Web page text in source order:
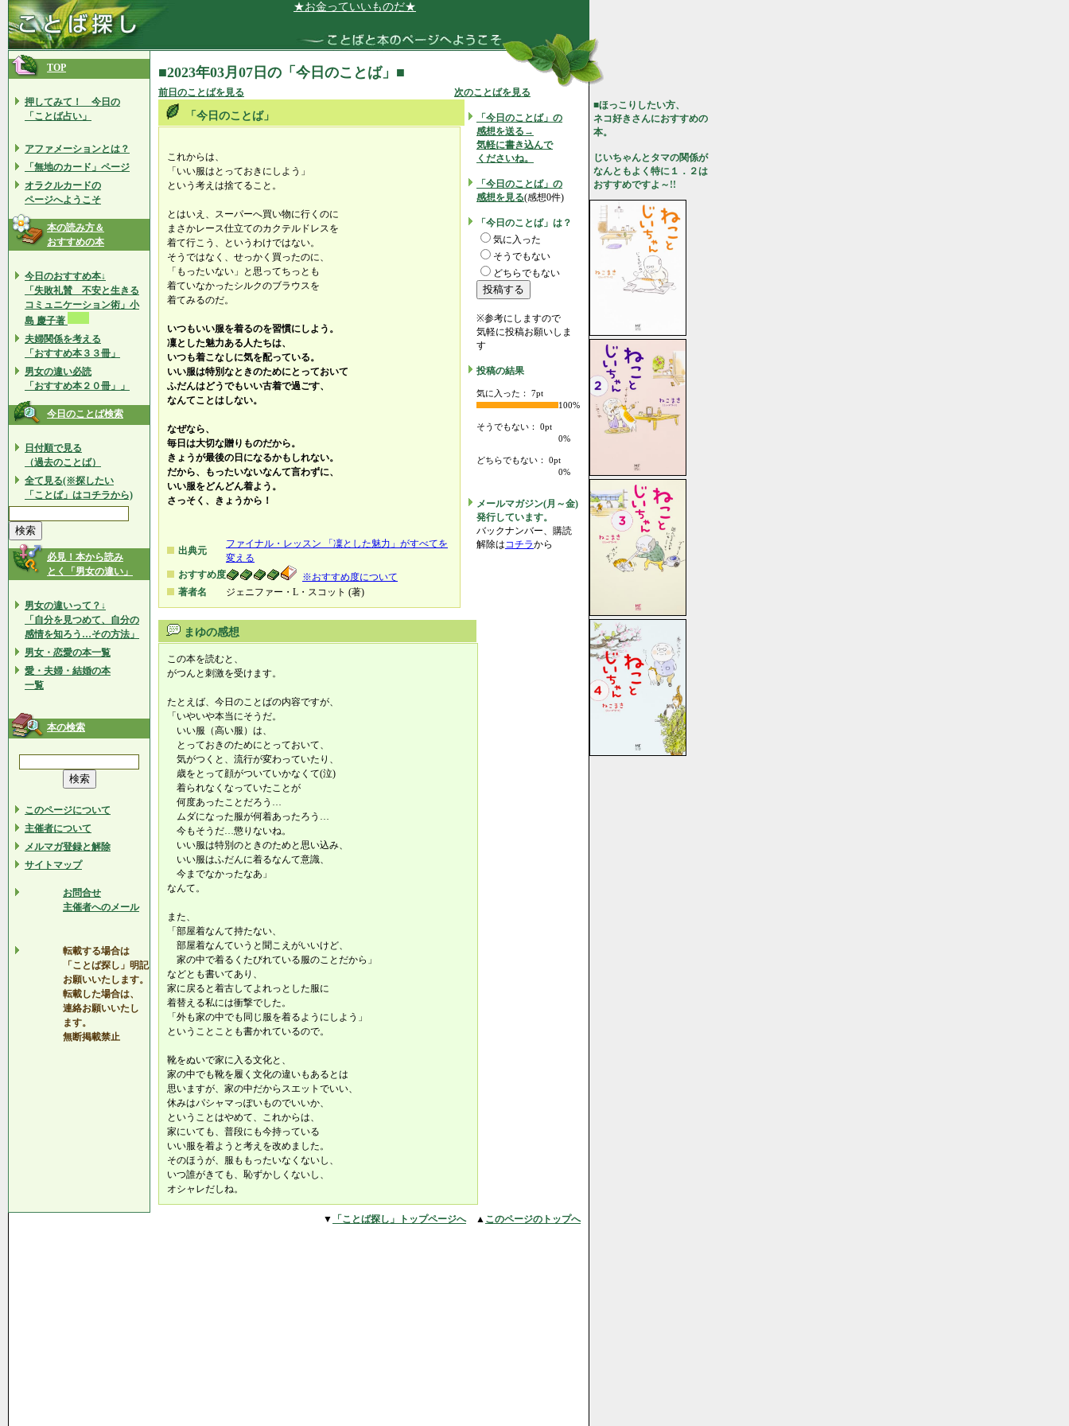
★お金っていいものだ★
TOP
押してみて！ 今日の
「ことば占い」
アファメーションとは？
「無地のカード」ページ
オラクルカードの
ページへようこそ
本の読み方＆
おすすめの本
今日のおすすめ本↓
「失敗礼賛 不安と生きる
コミュニケーション術」小
島 慶子著
夫婦関係を考える
「おすすめ本３３冊」
男女の違い必読
「おすすめ本２０冊」」
今日のことば検索
日付順で見る
（過去のことば）
全て見る(※探したい
「ことば」はコチラから)
必見！本から読み
とく「男女の違い」
男女の違いって？↓
「自分を見つめて、自分の
感情を知ろう…その方法」
男女・恋愛の本一覧
愛・夫婦・結婚の本
一覧
本の検索
このページについて
主催者について
メルマガ登録と解除
サイトマップ
お問合せ
主催者へのメール
転載する場合は
「ことば探し」明記
お願いいたします。
転載した場合は、
連絡お願いいたし
ます。
無断掲載禁止
■2023年03月07日の「今日のことば」■
前日のことばを見る 次のことばを見る
「今日のことば」
これからは、
「いい服はとっておきにしよう」
という考えは捨てること。
とはいえ、スーパーへ買い物に行くのに
まさかレース仕立てのカクテルドレスを
着て行こう、というわけではない。
そうではなく、せっかく買ったのに、
「もったいない」と思ってちっとも
着ていなかったシルクのブラウスを
着てみるのだ。
いつもいい服を着るのを習慣にしよう。
凜とした魅力ある人たちは、
いつも着こなしに気を配っている。
いい服は特別なときのためにとっておいて
ふだんはどうでもいい古着で過ごす、
なんてことはしない。
なぜなら、
毎日は大切な贈りものだから。
きょうが最後の日になるかもしれない。
だから、もったいないなんて言わずに、
いい服をどんどん着よう。
さっそく、きょうから！
出典元
ファイナル・レッスン 「凜とした魅力」がすべてを
変える
おすすめ度
※おすすめ度について
著者名
ジェニファー・L・スコット (著)
まゆの感想
この本を読むと、
がつんと刺激を受けます。
たとえば、今日のことばの内容ですが、
「いやいや本当にそうだ。
いい服（高い服）は、
とっておきのためにとっておいて、
気がつくと、流行が変わっていたり、
歳をとって顔がついていかなくて(泣)
着られなくなっていたことが
何度あったことだろう…
ムダになった服が何着あったろう…
今もそうだ…懲りないね。
いい服は特別のときのためと思い込み、
いい服はふだんに着るなんて意識、
今までなかったなあ」
なんて。
また、
「部屋着なんて持たない、
部屋着なんていうと聞こえがいいけど、
家の中で着るくたびれている服のことだから」
などとも書いてあり、
家に戻ると着古してよれっとした服に
着替える私には衝撃でした。
「外も家の中でも同じ服を着るようにしよう」
ということことも書かれているので。
靴をぬいで家に入る文化と、
家の中でも靴を履く文化の違いもあるとは
思いますが、家の中だからスエットでいい、
休みはパシャマっぽいものでいいか、
ということはやめて、これからは、
家にいても、普段にも今持っている
いい服を着ようと考えを改めました。
そのほうが、服ももったいなくないし、
いつ誰がきても、恥ずかしくないし、
オシャレだしね。
「今日のことば」の
感想を送る→
気軽に書き込んで
くださいね。
「今日のことば」の
感想を見る(感想0件)
「今日のことば」は？
気に入った
そうでもない
どちらでもない
※参考にしますので
気軽に投稿お願いしま
す
投稿の結果
気に入った： 7pt
100%
そうでもない： 0pt
0%
どちらでもない： 0pt
0%
メールマガジン(月～金)
発行しています。
バックナンバー、購読
解除はコチラから
■ほっこりしたい方、
ネコ好きさんにおすすめの
本。
じいちゃんとタマの関係が
なんともよく特に１．２は
おすすめですよ～!!
▼ 「ことば探し」トップページへ▲ このページのトップへ